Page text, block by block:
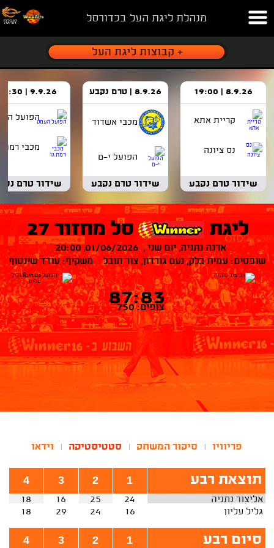
מנהלת ליגת העל בכדורסל
8.9.26 | 19:00
קריית אתא
נס ציונה
שידור טרם נקבע
8.9.26 | טרם נקבע
מכבי אשדוד
הפועל י-ם
שידור טרם נקבע
9.9.26 | 18:30
הפועל
מכבי רמת
שידור טרם
ליגת סל מחזור 27
ארנה נתניה, יום שני , 01/06/2026, 20:00
שופטים: עמית בלק, נעם גורדון, צור תובל משקיף: עודד שינטוף
87:83
צופים: 750
פריוויו סיקור המשחק סטטיסטיקה וידאו
תוצאת רבע 1
2
3
4
אליצור נתניה 24
25
16
18
גליל עליון
16
24
29
18
סיום רבע 1
2
3
4